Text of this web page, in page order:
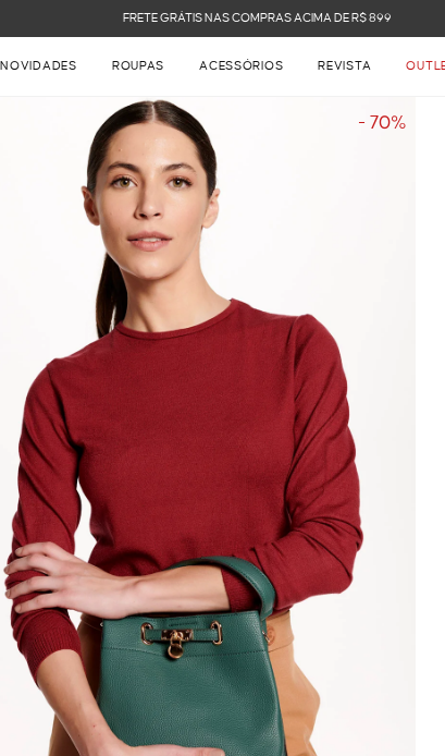
FRETE GRÁTIS NAS COMPRAS ACIMA DE R$ 899
NOVIDADES ROUPAS ACESSÓRIOS REVISTA
- 70%